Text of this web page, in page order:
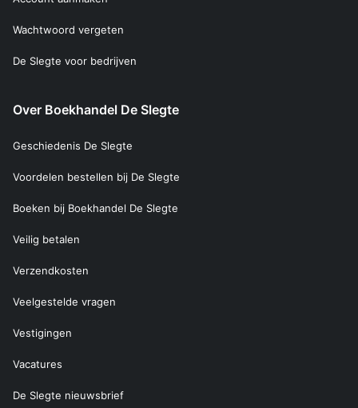
Wachtwoord vergeten
De Slegte voor bedrijven
Over Boekhandel De Slegte
Geschiedenis De Slegte
Voordelen bestellen bij De Slegte
Boeken bij Boekhandel De Slegte
Veilig betalen
Verzendkosten
Veelgestelde vragen
Vestigingen
Vacatures
De Slegte nieuwsbrief